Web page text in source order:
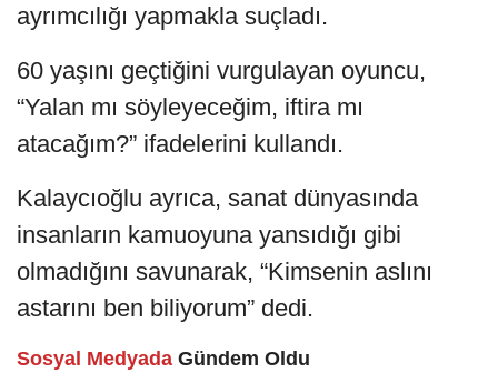
ayrımcılığı yapmakla suçladı.
60 yaşını geçtiğini vurgulayan oyuncu,
“Yalan mı söyleyeceğim, iftira mı
atacağım?” ifadelerini kullandı.
Kalaycıoğlu ayrıca, sanat dünyasında
insanların kamuoyuna yansıdığı gibi
olmadığını savunarak, “Kimsenin aslını
astarını ben biliyorum” dedi.
Sosyal Medyada Gündem Oldu